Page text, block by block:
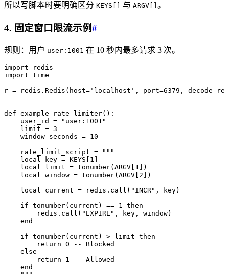
所以写脚本时要明确区分 KEYS[] 与 ARGV[] 。
4. 固定窗口限流示例#
规则：用户 user:1001 在 10 秒内最多请求 3 次。
import redis
import time
r = redis . Redis ( host= 'localhost' , port=6379 ,
def example_rate_limiter():
    user_id
= "user:1001"
    limit
= 3
    window_seconds
= 10
    rate_limit_script
= """
    local key = KEYS[1]
    local limit = tonumber(ARGV[1])
    local window = tonumber(ARGV[2])
    local current = redis.call("INCR", key)
    if tonumber(current) == 1 then
        redis.call("EXPIRE", key, window)
    end
    if tonumber(current) > limit then
        return 0 -- Blocked
    else
        return 1 -- Allowed
    end
    """